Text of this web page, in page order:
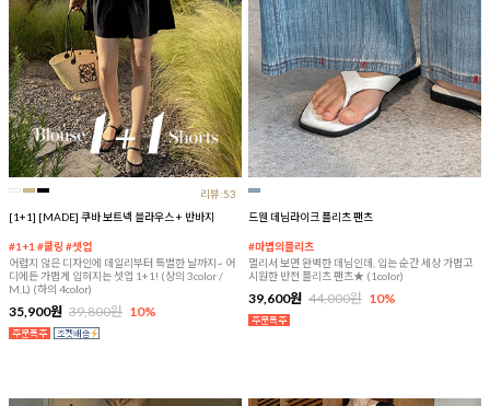
리뷰:53
[1+1] [MADE] 쿠바 보트넥 블라우스 + 반바지
#1+1 #쿨링 #셋업
어렵지 않은 디자인에 데일리부터 특별한 날까지~ 어
디에든 가볍게 입혀지는 셋업 1+1! (상의 3color /
M,L) (하의 4color)
35,900원 39,800원 10%
드웬 데님라이크 플리츠 팬츠
#마법의플리츠
멀리서 보면 완벽한 데님인데, 입는 순간 세상 가볍고
시원한 반전 플리츠 팬츠★ (1color)
39,600원 44,000원 10%